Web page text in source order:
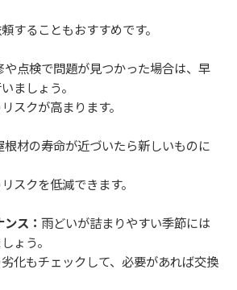
することもおすすめです。
や点検で問題が見つかった場合は、早
ましょう。
スクが高まります。
根材の寿命が近づいたら新しいものに
スクを低減できます。
ス： 雨どいが詰まりやすい季節には
ょう。
化もチェックして、必要があれば交換